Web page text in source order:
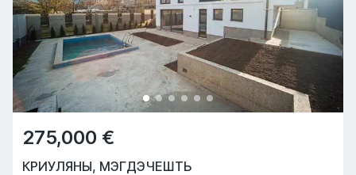
275,000 €
КРИУЛЯНЫ, МЭГДЭЧЕШТЬ